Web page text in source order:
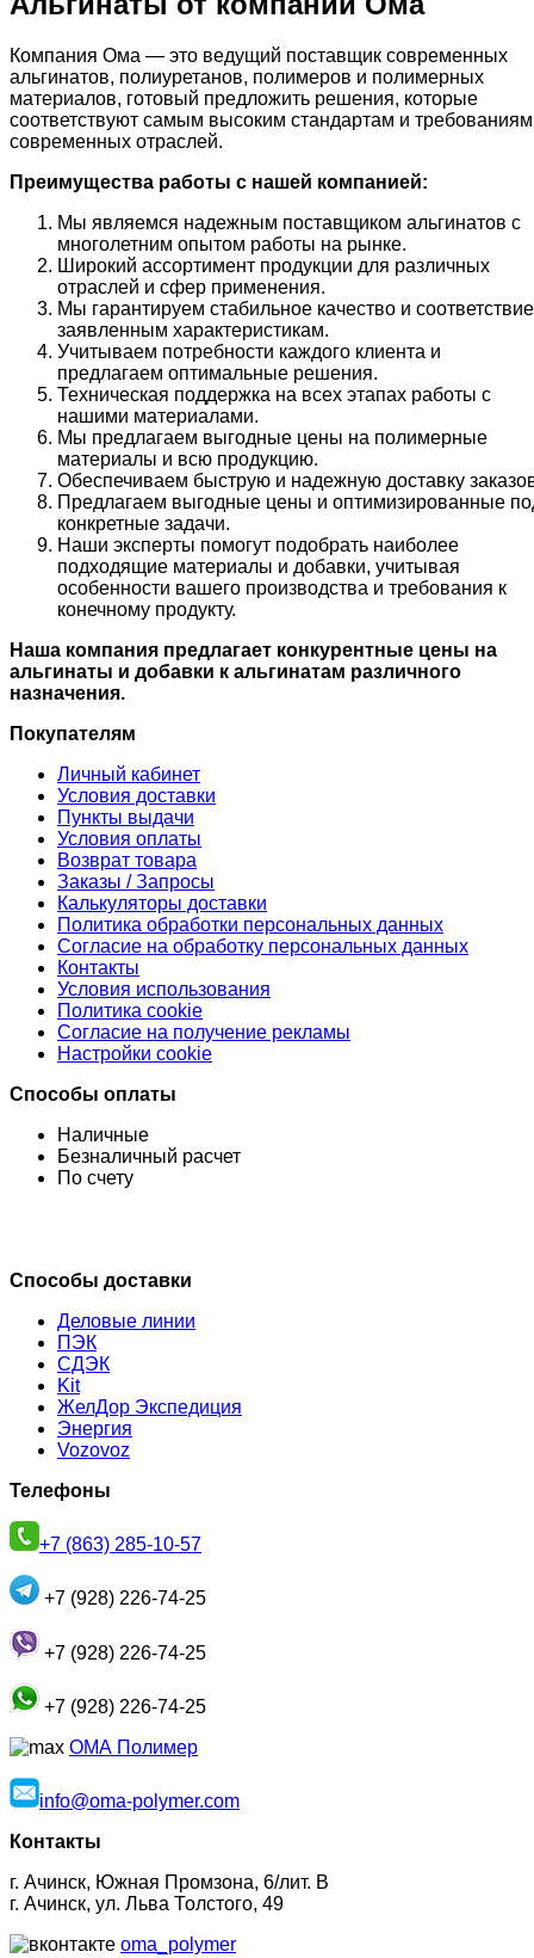
Компания Ома — это ведущий поставщик современных
альгинатов, полиуретанов, полимеров и полимерных
материалов, готовый предложить решения, которые
соответствуют самым высоким стандартам и требованиям
современных отраслей.
Преимущества работы с нашей компанией:
Мы являемся надежным поставщиком альгинатов с
многолетним опытом работы на рынке.
Широкий ассортимент продукции для различных
отраслей и сфер применения.
Мы гарантируем стабильное качество и соответствие
заявленным характеристикам.
Учитываем потребности каждого клиента и
предлагаем оптимальные решения.
Техническая поддержка на всех этапах работы с
нашими материалами.
Мы предлагаем выгодные цены на полимерные
материалы и всю продукцию.
Обеспечиваем быструю и надежную доставку
Предлагаем выгодные цены и оптимизированные
конкретные задачи.
Наши эксперты помогут подобрать наиболее
подходящие материалы и добавки, учитывая
особенности вашего производства и требования к
конечному продукту.
Наша компания предлагает конкурентные цены на
альгинаты и добавки к альгинатам различного
назначения.
Покупателям
Личный кабинет
Условия доставки
Пункты выдачи
Условия оплаты
Возврат товара
Заказы / Запросы
Калькуляторы доставки
Политика обработки персональных данных
Согласие на обработку персональных данных
Контакты
Условия использования
Политика cookie
Согласие на получение рекламы
Настройки cookie
Способы оплаты
Наличные
Безналичный расчет
По счету
Способы доставки
Деловые линии
ПЭК
СДЭК
Kit
ЖелДор Экспедиция
Энергия
Vozovoz
Телефоны
+7 (863) 285-10-57
+7 (928) 226-74-25
+7 (928) 226-74-25
+7 (928) 226-74-25
ОМА Полимер
info@oma-polymer.com
Контакты
г. Ачинск, Южная Промзона, 6/лит. В
г. Ачинск, ул. Льва Толстого, 49
oma_polymer